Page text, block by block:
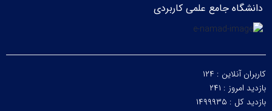
دانشگاه جامع علمی کاربردی
کاربران آنلاین : ۱۲۴
بازدید امروز : ۲۴۱
بازدید کل : ۱۴۹۹۹۳۵